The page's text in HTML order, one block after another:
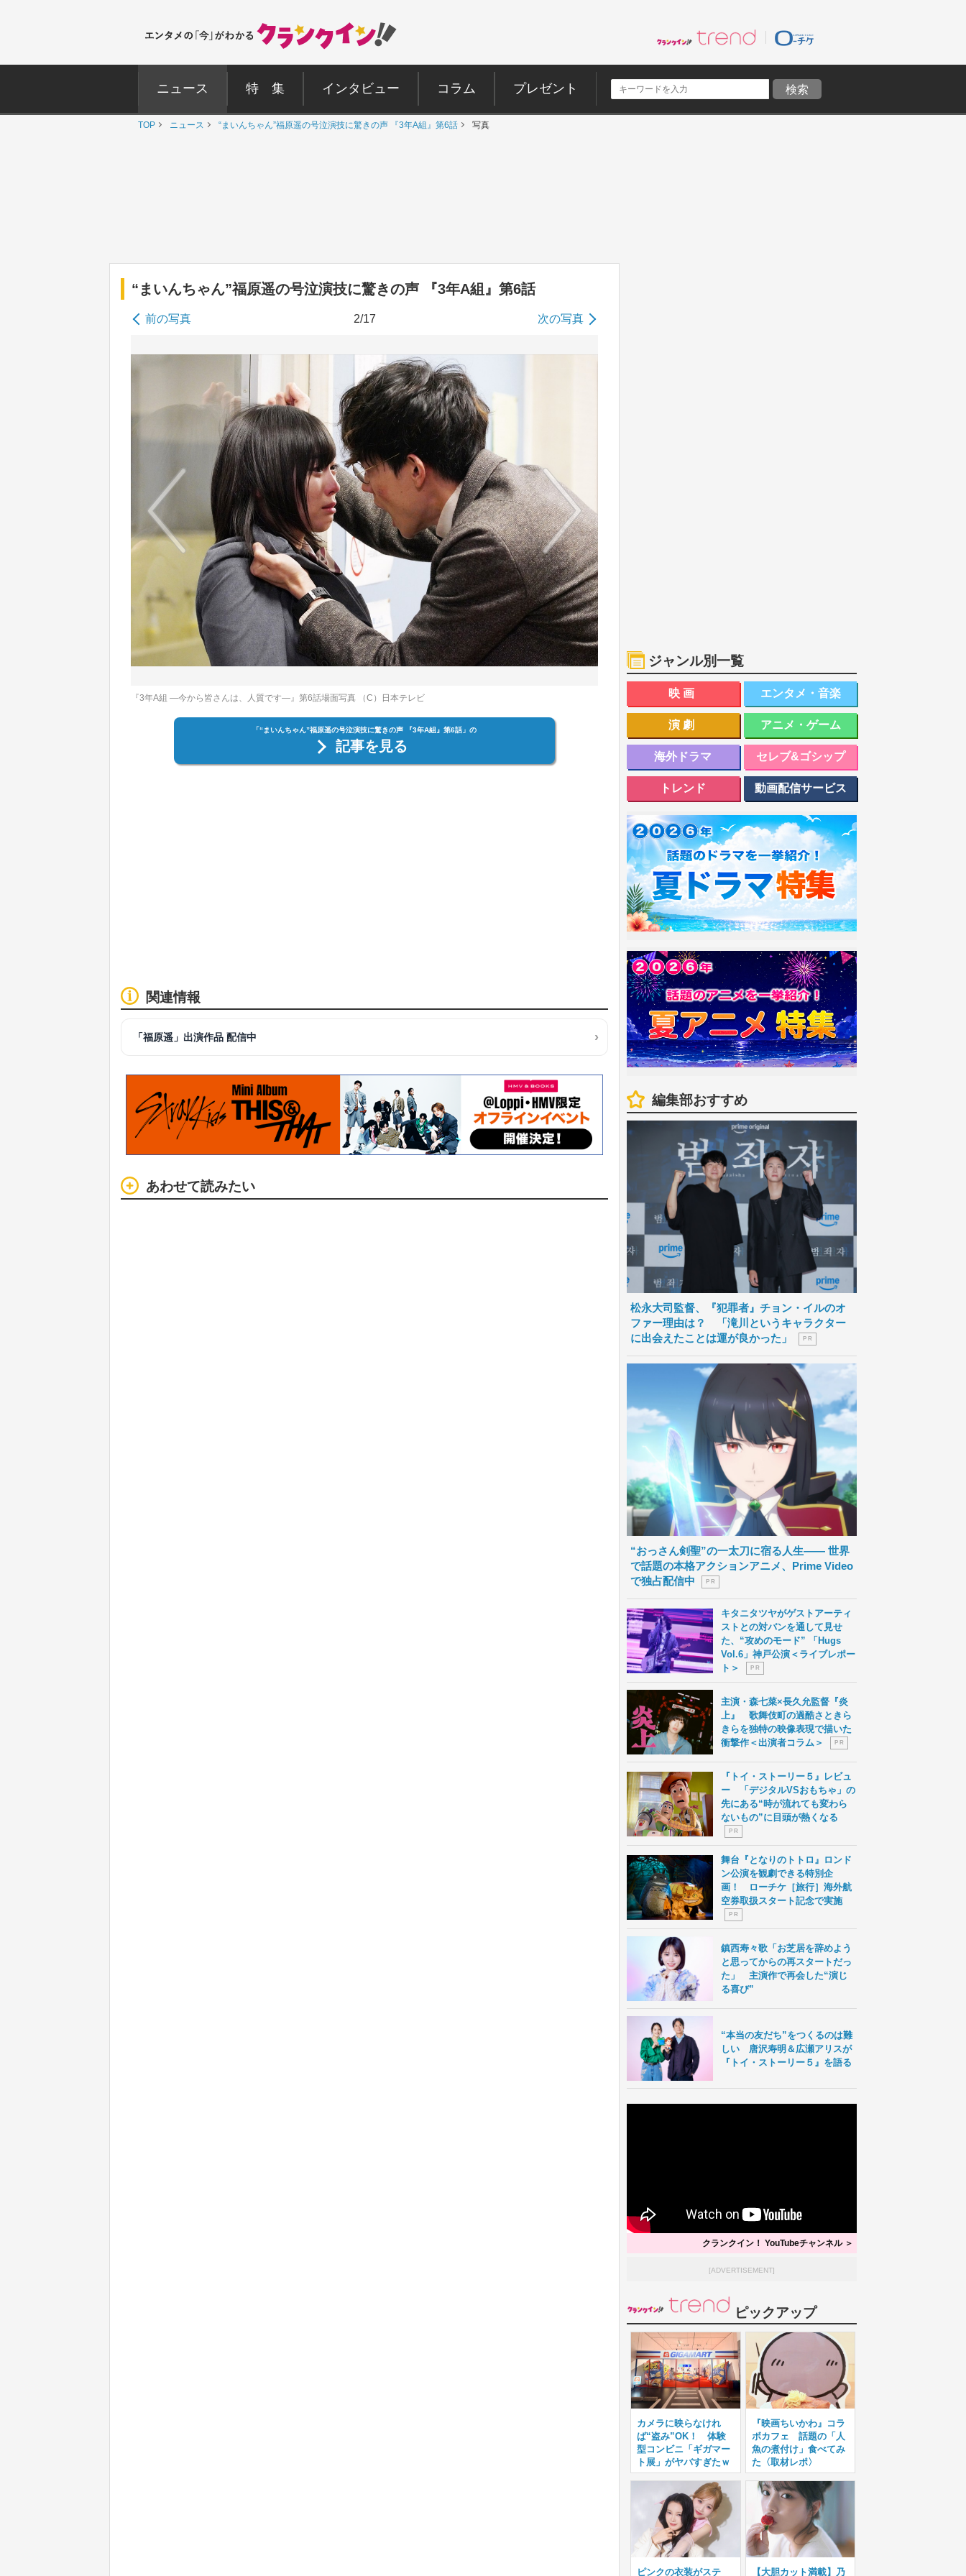
ニュース 特 集 インタビュー コラム プレゼント
TOP ニュース “まいんちゃん”福原遥の号泣演技に驚きの声 『3年A組』第6話 写真
“まいんちゃん”福原遥の号泣演技に驚きの声 『3年A組』第6話
前の写真 2/17 次の写真
『3年A組 ―今から皆さんは、人質です―』第6話場面写真 （C）日本テレビ
「“まいんちゃん”福原遥の号泣演技に驚きの声 『3年A組』第6話」の
記事を見る
関連情報
「福原遥」出演作品 配信中
あわせて読みたい
ジャンル別一覧
映画 エンタメ・音楽
演劇 アニメ・ゲーム
海外ドラマ セレブ&ゴシップ
トレンド 動画配信サービス
編集部おすすめ
松永大司監督、『犯罪者』チョン・イルのオ
ファー理由は？ 「滝川というキャラクター
に出会えたことは運が良かった」
P R
“おっさん剣聖”の一太刀に宿る人生―― 世界
で話題の本格アクションアニメ、Prime Video
で独占配信中
P R
キタニタツヤがゲストアーティ
ストとの対バンを通して見せ
た、“攻めのモード” 「Hugs
Vol.6」神戸公演＜ライブレポー
ト＞
P R
主演・森七菜×長久允監督『炎
上』 歌舞伎町の過酷さときら
きらを独特の映像表現で描いた
衝撃作＜出演者コラム＞
P R
『トイ・ストーリー５』レビュ
ー 「デジタルVSおもちゃ」の
先にある“時が流れても変わら
ないもの”に目頭が熱くなる
P R
舞台『となりのトトロ』ロンド
ン公演を観劇できる特別企
画！ ローチケ［旅行］海外航
空券取扱スタート記念で実施
P R
鎮西寿々歌「お芝居を辞めよう
と思ってからの再スタートだっ
た」 主演作で再会した“演じ
る喜び”
“本当の友だち”をつくるのは難
しい 唐沢寿明＆広瀬アリスが
『トイ・ストーリー５』を語る
クランクイン！ YouTubeチャンネル ＞
[ADVERTISEMENT]
ピックアップ
カメラに映らなけれ
ば“盗み”OK！ 体験
型コンビニ「ギガマー
ト展」がヤバすぎたｗ
『映画ちいかわ』コラ
ボカフェ 話題の「人
魚の煮付け」食べてみ
た〈取材レポ〉
ピンクの衣装がステ 【大胆カット満載】乃